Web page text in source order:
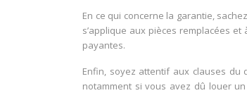
En ce qui concerne la garantie,
s’applique aux pièces remplacées
payantes.
Enfin, soyez attentif aux clauses
notamment si vous avez dû louer